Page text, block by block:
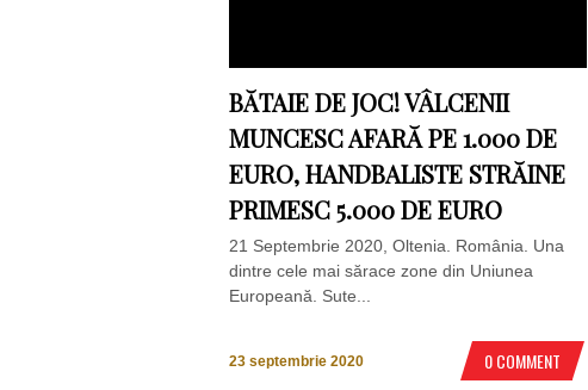
BĂTAIE DE JOC! VÂLCENII
MUNCESC AFARĂ PE 1.000 DE
EURO, HANDBALISTE STRĂINE
PRIMESC 5.000 DE EURO
21 Septembrie 2020, Oltenia. România. Una
dintre cele mai sărace zone din Uniunea
Europeană. Sute...
23 septembrie 2020 0 COMMENT